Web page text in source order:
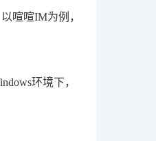
喧喧IM为例，
环境下，